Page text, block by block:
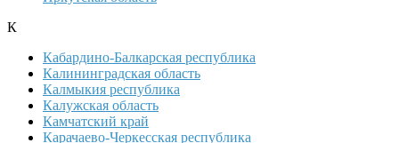
К
Кабардино-Балкарская республика
Калининградская область
Калмыкия республика
Калужская область
Камчатский край
Карачаево-Черкесская республика